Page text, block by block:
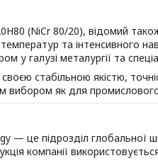
(NiCr 80/20), відомий
та інтенсивного
у галузі металургії та
стабільною якістю,
вибором як для
— це підрозділ глобальної
компанії